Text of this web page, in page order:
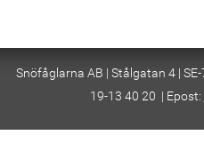
Snöfåglarna AB | Stålgatan 4 | SE-
19-13 40 20 | Epost: